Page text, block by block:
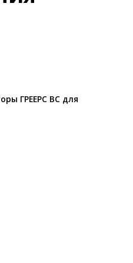
ГРЕЕРС ВС для